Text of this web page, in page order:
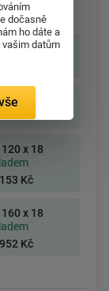
85 x 18
x 18
x 18
Kč
x 18
Kč
dočasně
ho dáte a
vašim datům